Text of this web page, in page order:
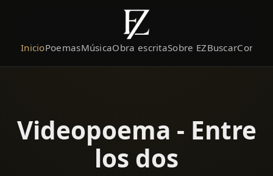
InicioPoemasMúsicaObra escritaSobre EZBuscar
Videopoema - Entre
los dos